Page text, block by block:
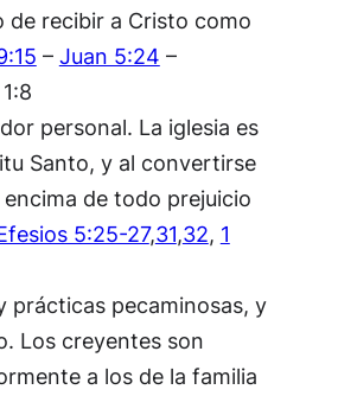
de recibir a Cristo como
– Juan 5:24 –
personal. La iglesia es
Santo, y al convertirse
de todo prejuicio
5:25-27,31,32, 1
prácticas pecaminosas, y
Los creyentes son
a los de la familia